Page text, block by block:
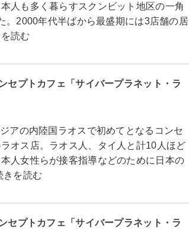
人も多く暮らすスクンビット地区の一角
。2000年代半ばから最盛期には3店舗の居
読む
プトカフェ「サイバープラネット・ラ
の内陸国ラオスで初めてとなるコンセ
オス店。ラオス人、タイ人と計10人ほど
人女性らが接客指導などのために日本の
を読む
プトカフェ「サイバープラネット・ラ